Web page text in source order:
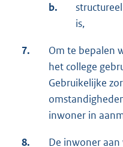
b.
is,
7.
Om te bepalen
het college
Gebruikelijke
inwoner in
8.
De inwoner